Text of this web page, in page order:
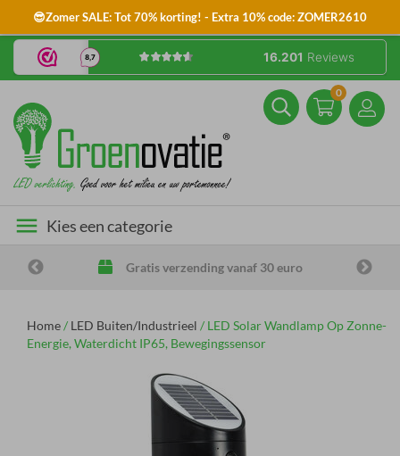
😎Zomer SALE: Tot 70% korting! - Extra 10% code: ZOMER2610
0
menu Kies een categorie
Gratis verzending vanaf 30 euro
Home/ LED Buiten/Industrieel / LED Solar Wandlamp Op Zonne-
Energie, Waterdicht IP65, Bewegingssensor